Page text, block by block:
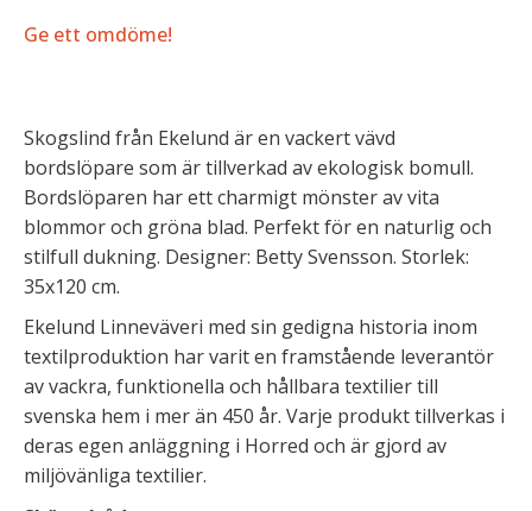
Ge ett omdöme!
Skogslind från Ekelund är en vackert vävd
bordslöpare som är tillverkad av ekologisk bomull.
Bordslöparen har ett charmigt mönster av vita
blommor och gröna blad. Perfekt för en naturlig och
stilfull dukning. Designer: Betty Svensson. Storlek:
35x120 cm.
Ekelund Linneväveri med sin gedigna historia inom
textilproduktion har varit en framstående leverantör
av vackra, funktionella och hållbara textilier till
svenska hem i mer än 450 år. Varje produkt tillverkas i
deras egen anläggning i Horred och är gjord av
miljövänliga textilier.